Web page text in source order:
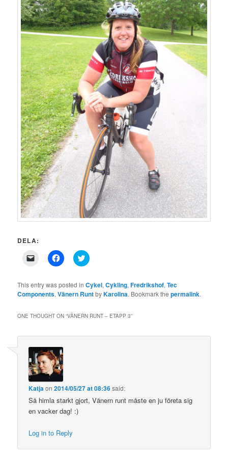
DELA:
Click
link
to
a
in
Click
to
Facebook
(Opens
in
Click
to
Twitter
(Opens
in
This entry was posted inCykel,Cykling,Fredrikshof,Tec
Components,Vänern RuntbyKarolina. Bookmark thepermalink.
ONE THOUGHT ON “VÄNERN RUNT – ETAPP 3”
Katjaon2014/05/27 at 08:36said:
Så himla starkt gjort, Vänern runt måste en ju företa sig
en vacker dag! :)
Log in to Reply